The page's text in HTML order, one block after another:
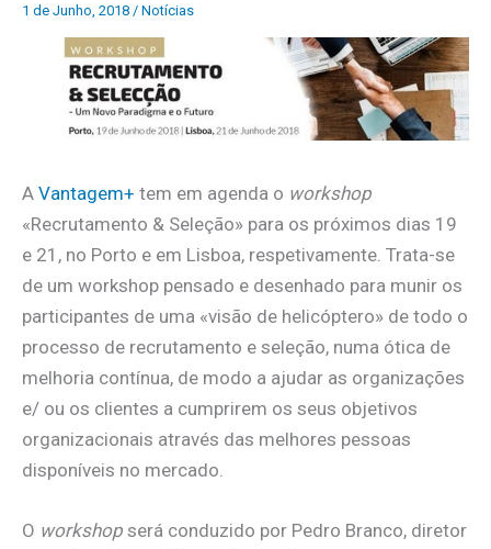
1 de Junho, 2018 / Notícias
A Vantagem+ tem em agenda o workshop
«Recrutamento & Seleção» para os próximos dias 19
e 21, no Porto e em Lisboa, respetivamente. Trata-se
de um workshop pensado e desenhado para munir os
participantes de uma «visão de helicóptero» de todo o
processo de recrutamento e seleção, numa ótica de
melhoria contínua, de modo a ajudar as organizações
e/ ou os clientes a cumprirem os seus objetivos
organizacionais através das melhores pessoas
disponíveis no mercado.
O workshop será conduzido por Pedro Branco, diretor